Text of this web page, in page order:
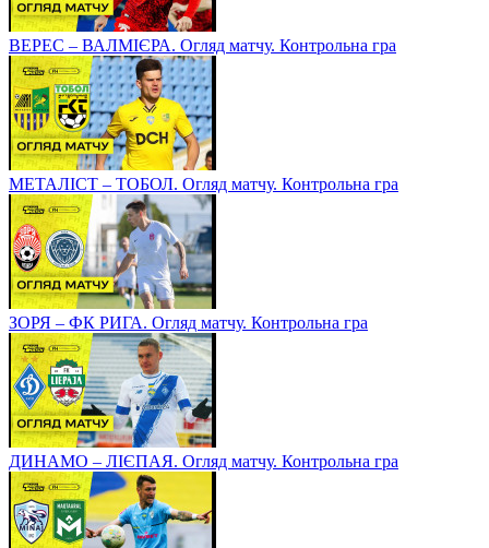
ВЕРЕС – ВАЛМІЄРА. Огляд матчу. Контрольна гра
МЕТАЛІСТ – ТОБОЛ. Огляд матчу. Контрольна гра
ЗОРЯ – ФК РИГА. Огляд матчу. Контрольна гра
ДИНАМО – ЛІЄПАЯ. Огляд матчу. Контрольна гра